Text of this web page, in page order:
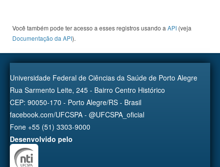
Você também pode ter acesso a esses registros usando a API (veja
Documentação da API).
Universidade Federal de Ciências da Saúde de Porto Alegre
Rua Sarmento Leite, 245 - Bairro Centro Histórico
CEP: 90050-170 - Porto Alegre/RS - Brasil
facebook.com/UFCSPA - @UFCSPA_oficial
Fone +55 (51) 3303-9000
Desenvolvido pelo